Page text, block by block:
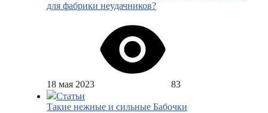
для фабрики неудачников?
18 мая 2023
83
Статьи
Такие нежные и сильные Бабочки